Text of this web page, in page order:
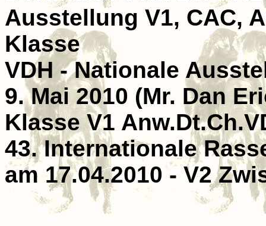
Ausstellung V1, CAC,
Klasse
VDH - Nationale
9. Mai 2010 (Mr. Dan
Klasse V1
43. Internationale
am 17.04.2010 - V2